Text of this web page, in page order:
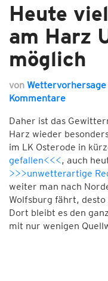
Heute
am Harz
möglich
von Wettervorhersage
Kommentare
Daher ist das
Harz wieder
im LK Osterode in
gefallen<<<, auch
>>>unwetterartige
weiter man nach
Wolfsburg fährt,
Dort bleibt es den
mit nur wenigen